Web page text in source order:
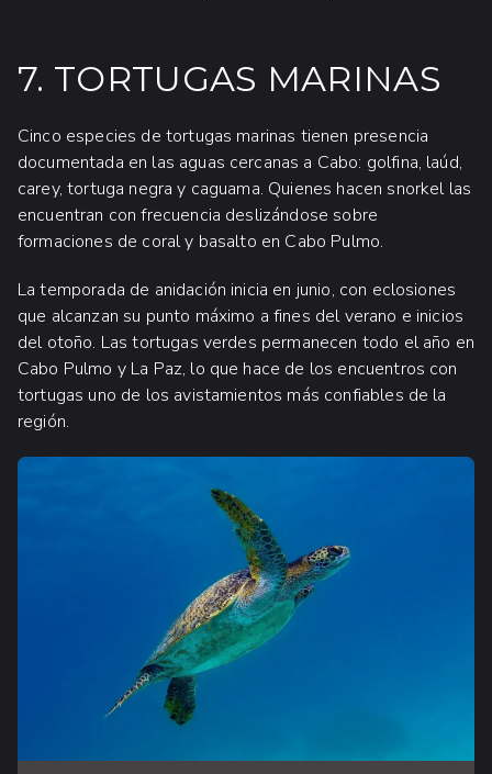
7. TORTUGAS MARINAS
Cinco especies de tortugas marinas tienen presencia
documentada en las aguas cercanas a Cabo: golfina, laúd,
carey, tortuga negra y caguama. Quienes hacen snorkel las
encuentran con frecuencia deslizándose sobre
formaciones de coral y basalto en Cabo Pulmo.
La temporada de anidación inicia en junio, con eclosiones
que alcanzan su punto máximo a fines del verano e inicios
del otoño. Las tortugas verdes permanecen todo el año en
Cabo Pulmo y La Paz, lo que hace de los encuentros con
tortugas uno de los avistamientos más confiables de la
región.